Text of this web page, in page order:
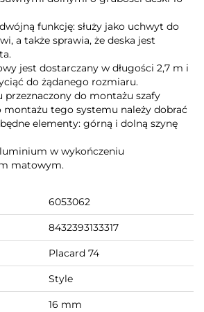
funkcję: służy jako uchwyt do
a także sprawia, że deska jest
jest dostarczany w długości 2,7 m i
do żądanego rozmiaru.
do montażu szafy
montażu tego systemu należy dobrać
elementy: górną i dolną szynę
w wykończeniu
matowym.
6053062
8432393133317
Placard 74
Style
16 mm